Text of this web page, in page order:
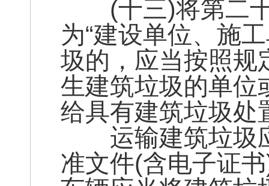
(十三)将第二十
为“建设单位、施
圾的，应当按照规
生建筑垃圾的单位
给具有建筑垃圾处
运输建筑垃圾
准文件(含电子证